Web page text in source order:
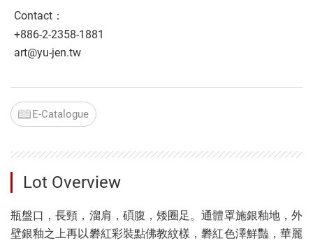
Contact：
+886-2-2358-1881
art@yu-jen.tw
E-Catalogue
Lot Overview
瓶盤口，長頸，溜肩，碩腹，矮圈足。通體罩施銀釉地，外
壁銀釉之上再以礬紅彩裝點佛教紋樣，礬紅色澤鮮豔，華麗